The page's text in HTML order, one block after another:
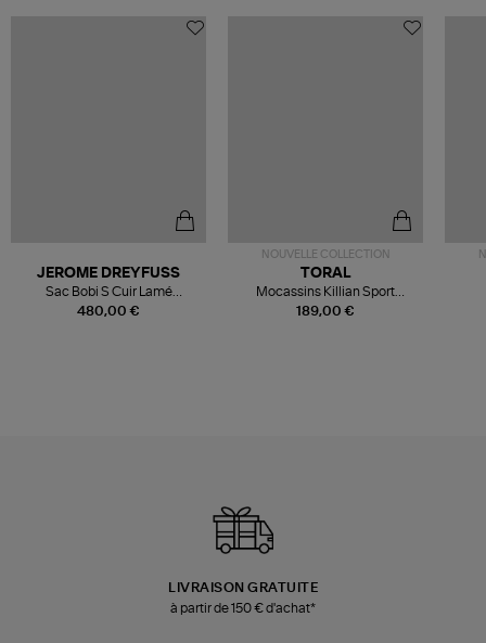
480,00 €
JEROME DREYFUSS
Sac Bobi S Cuir Lamé
Champagne
NOUVELLE COLLECTION
189,00 €
TORAL
Mocassins Killian Sport
Mousse
LIVRAISON GRATUITE
à partir de 150 € d'achat*